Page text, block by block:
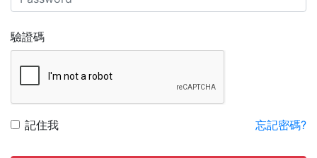
驗證碼
記住我 忘記密碼?